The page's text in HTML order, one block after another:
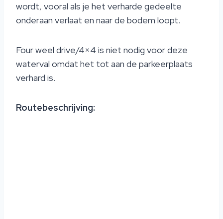
wordt, vooral als je het verharde gedeelte
onderaan verlaat en naar de bodem loopt.
Four weel drive/4×4 is niet nodig voor deze
waterval omdat het tot aan de parkeerplaats
verhard is.
Routebeschrijving: